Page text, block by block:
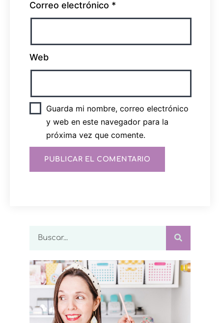
Correo electrónico *
Web
Guarda mi nombre, correo electrónico
y web en este navegador para la
próxima vez que comente.